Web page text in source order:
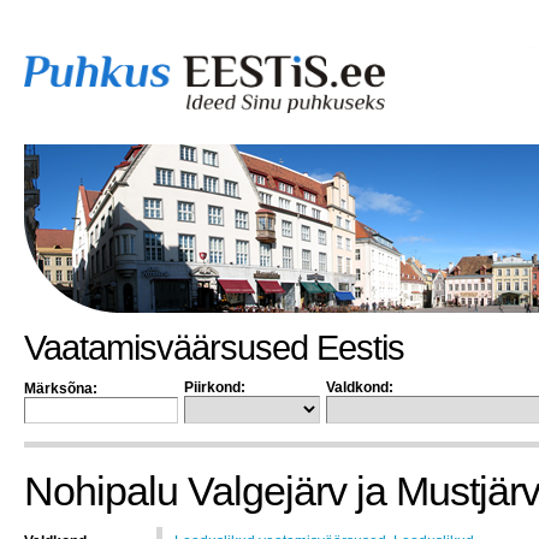
Vaatamisväärsused Eestis
Märksõna: Piirkond: Valdkond:
Nohipalu Valgejärv ja Mustjärv